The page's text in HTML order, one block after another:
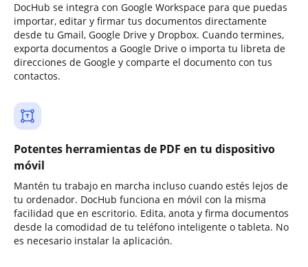
DocHub se integra con Google Workspace para que puedas
importar, editar y firmar tus documentos directamente
desde tu Gmail, Google Drive y Dropbox. Cuando termines,
exporta documentos a Google Drive o importa tu libreta de
direcciones de Google y comparte el documento con tus
contactos.
Potentes herramientas de PDF en tu dispositivo
móvil
Mantén tu trabajo en marcha incluso cuando estés lejos de
tu ordenador. DocHub funciona en móvil con la misma
facilidad que en escritorio. Edita, anota y firma documentos
desde la comodidad de tu teléfono inteligente o tableta. No
es necesario instalar la aplicación.